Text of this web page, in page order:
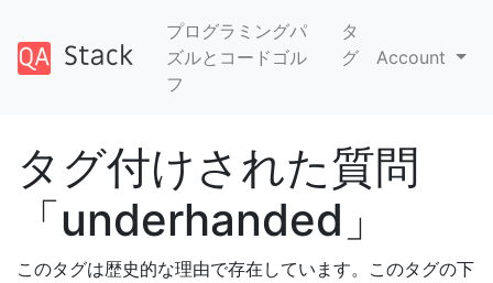
プログラミングパ
ズルとコードゴル
フ
タ
グ
Account
タグ付けされた質問
「underhanded」
このタグは歴史的な理由で存在しています。このタグの下